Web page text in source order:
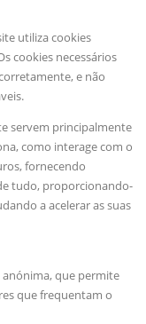
utiliza cookies
cookies necessários
e não
servem principalmente
como interage com o
fornecendo
tudo, proporcionando-
a acelerar as suas
que permite
que frequentam o